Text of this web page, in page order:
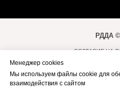
ПРАВИЛА
СОГЛАСИЕ НА
РДДА
Менеджер cookies
Мы используем файлы cookie для
взаимодействия с сайтом